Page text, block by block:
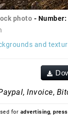
photo -
and
, Invoice,
for advertising,